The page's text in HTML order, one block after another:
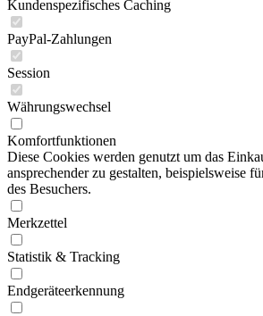
Kundenspezifisches Caching
PayPal-Zahlungen
Session
Währungswechsel
Komfortfunktionen
Diese Cookies werden genutzt um das
ansprechender zu gestalten, beispielsweise
des Besuchers.
Merkzettel
Statistik & Tracking
Endgeräteerkennung